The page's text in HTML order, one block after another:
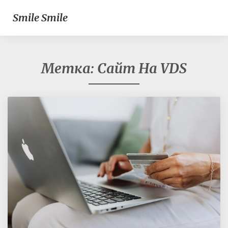
Smile Smile
Метка: Сайт На VDS